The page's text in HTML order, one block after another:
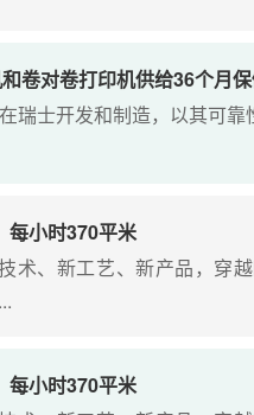
卷对卷打印机供给36个月
瑞士开发和制造，以其可靠
每小时370平米​
术、新工艺、新产品，穿
每小时370平米​